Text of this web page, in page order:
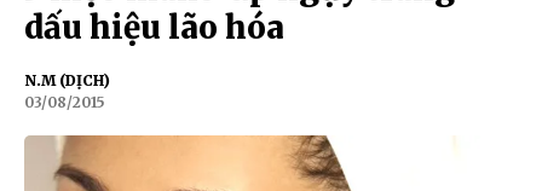
dấu hiệu lão hóa
N.M (DỊCH)
03/08/2015